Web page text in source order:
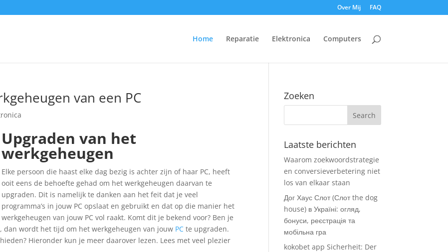
Over Mij FAQ
Home Reparatie Elektronica Computers
van een PC
Upgraden van het
werkgeheugen
Elke persoon die haast elke dag bezig is achter zijn of haar PC, heeft
ooit eens de behoefte gehad om het werkgeheugen daarvan te
upgraden. Dit is namelijk te danken aan het feit dat je veel
programma’s in jouw PC opslaat en gebruikt en dat op die manier het
werkgeheugen van jouw PC vol raakt. Komt dit je bekend voor? Ben je
dan wordt het tijd om het werkgeheugen van jouw PC te upgraden.
Hieronder kun je meer daarover lezen. Lees met veel plezier
Zoeken
Laatste berichten
Waarom zoekwoordstrategie
en conversieverbetering niet
los van elkaar staan
Дог Хаус Слот (Слот the dog
house) в Україні: огляд,
бонуси, реєстрація та
мобільна гра
kokobet app Sicherheit: Der